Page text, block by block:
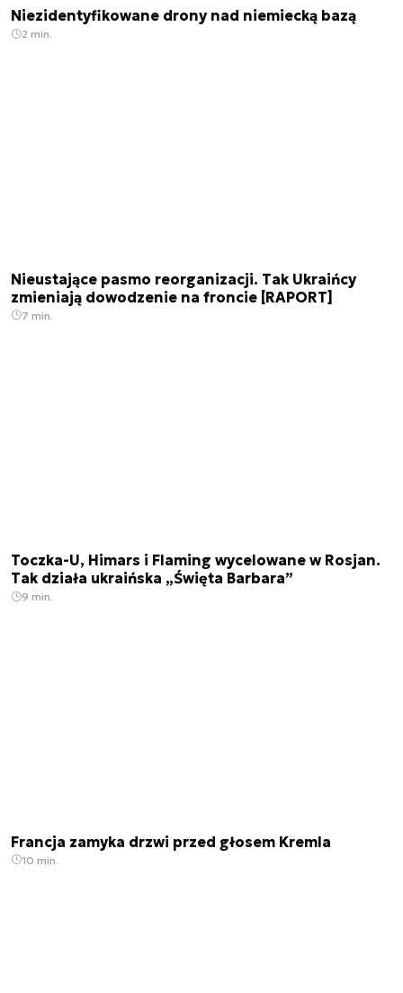
Niezidentyfikowane drony nad niemiecką bazą
2 min.
Nieustające pasmo reorganizacji. Tak Ukraińcy
zmieniają dowodzenie na froncie [RAPORT]
7 min.
Toczka-U, Himars i Flaming wycelowane w Rosjan.
Tak działa ukraińska „Święta Barbara”
9 min.
Francja zamyka drzwi przed głosem Kremla
10 min.